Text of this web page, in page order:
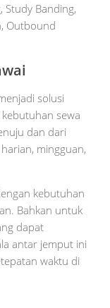
Study Banding,
Outbound
solusi
sewa
dan dari
mingguan,
kebutuhan
Bahkan untuk
dapat
antar jemput ini
waktu di